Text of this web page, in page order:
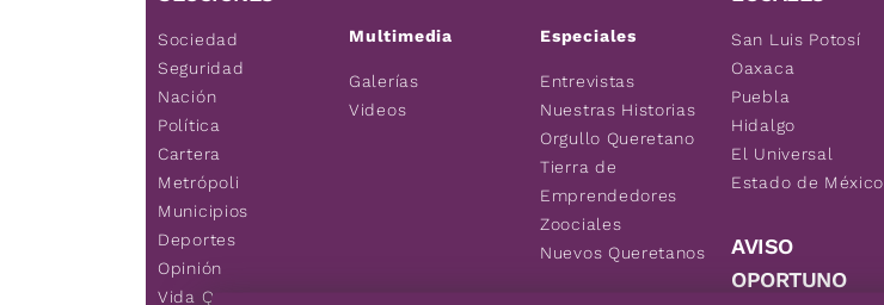
Sociedad
Seguridad
Nación
Política
Cartera
Metrópoli
Municipios
Deportes
Opinión
Vida Q
Multimedia
Galerías
Videos
Especiales
Entrevistas
Nuestras Historias
Orgullo Queretano
Tierra de
Emprendedores
Zoociales
Nuevos Queretanos
San Luis Potosí
Oaxaca
Puebla
Hidalgo
El Universal
Estado de México
AVISO
OPORTUNO